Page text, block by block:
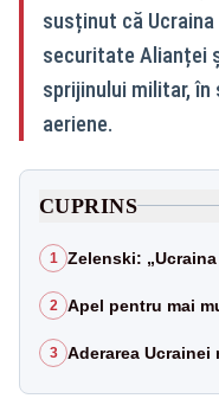
susținut că
securitate Alianței
sprijinului militar, în
aeriene.
CUPRINS
1 Zelenski:
2 Apel pentru mai
3 Aderarea